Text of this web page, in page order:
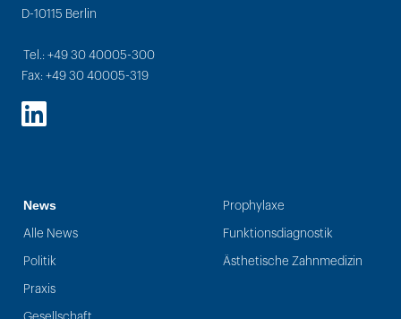
D-10115 Berlin
Tel.: +49 30 40005-300
Fax: +49 30 40005-319
LinkedIn
News
Alle News
Politik
Praxis
Prophylaxe
Funktionsdiagnostik
Ästhetische Zahnmedizin